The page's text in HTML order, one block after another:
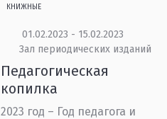
КНИЖНЫЕ
01.02.2023 - 15.02.2023
Зал периодических изданий
Педагогическая
копилка
2023 год – Год педагога и